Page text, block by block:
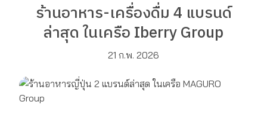
ร้านอาหาร-เครื่องดื่ม 4 แบรนด์
ล่าสุด ในเครือ Iberry Group
21 ก.พ. 2026